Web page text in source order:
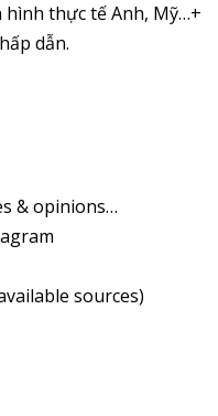
thực tế Anh, Mỹ…+
dẫn.
& opinions…
sources)